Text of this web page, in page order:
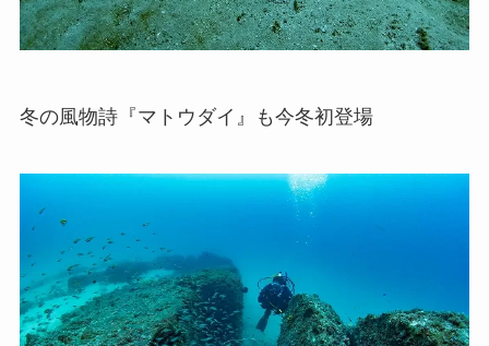
冬の風物詩『マトウダイ』も今冬初登場